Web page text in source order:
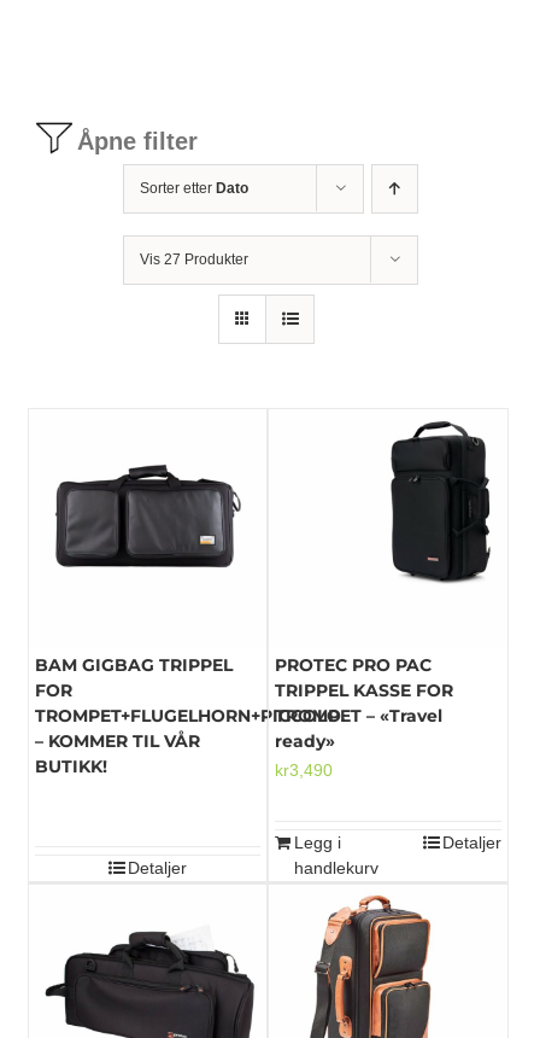
Instrumenter og tilbehør
Bager/ etuier
Diverse tilbehør
Mikrofoner
Åpne filter
Sorter etter Dato
Vis 27 Produkter
BAM GIGBAG TRIPPEL
FOR
TROMPET+FLUGELHORN+PICCOLO.
– KOMMER TIL VÅR
BUTIKK!
Detaljer
PROTEC PRO PAC
TRIPPEL KASSE FOR
TROMPET – «Travel
ready»
kr3,490
Legg i
handlekurv
Detaljer